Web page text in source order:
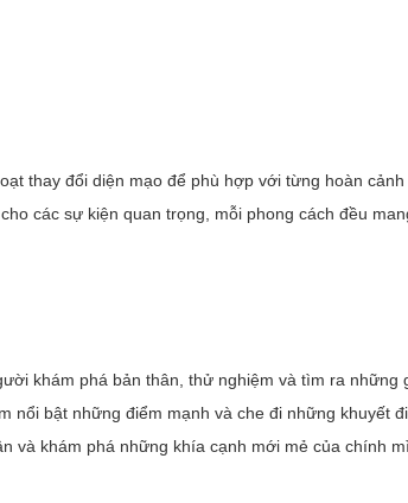
thay đổi diện mạo để phù hợp với từng hoàn
các sự kiện quan trọng, mỗi phong cách đều
khám phá bản thân, thử nghiệm và tìm ra
nổi bật những điểm mạnh và che đi những
và khám phá những khía cạnh mới mẻ của chính